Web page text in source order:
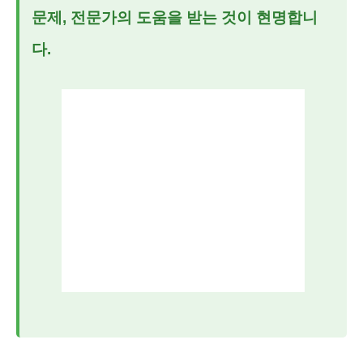
문제, 전문가의 도움을 받는 것이 현명합니
다.